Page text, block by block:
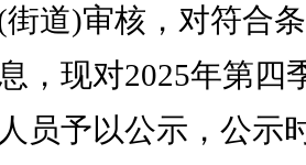
道)审核，对符合
，现对2025年第四
员予以公示，公示